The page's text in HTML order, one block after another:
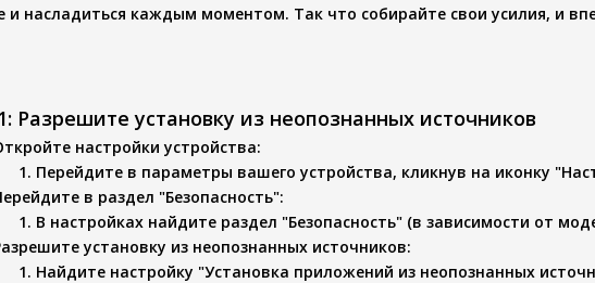
и насладиться каждым моментом. Так что собирайте свои усилия, и
Разрешите установку из неопознанных источников
настройки устройства:
Перейдите в параметры вашего устройства, кликнув на иконку
в раздел "Безопасность":
В настройках найдите раздел "Безопасность" (в зависимости от
установку из неопознанных источников:
Найдите настройку "Установка приложений из неопознанных